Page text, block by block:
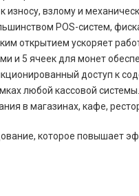
износу, взлому и
POS-систем,
открытием ускоряет
и 5 ячеек для монет
доступ к
любой кассовой системы.
в магазинах, кафе,
которое повышает